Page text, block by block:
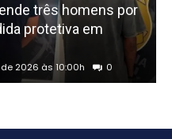
três homens por
protetiva em
2026 às 10:00h 0